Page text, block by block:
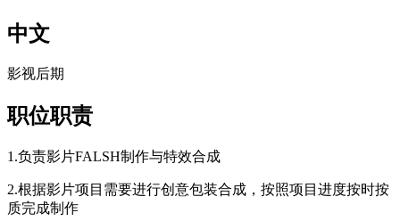
中文
影视后期
职位职责
1.负责影片FALSH制作与特效合成
2.根据影片项目需要进行创意包装合成，按照项目进度按时按
质完成制作